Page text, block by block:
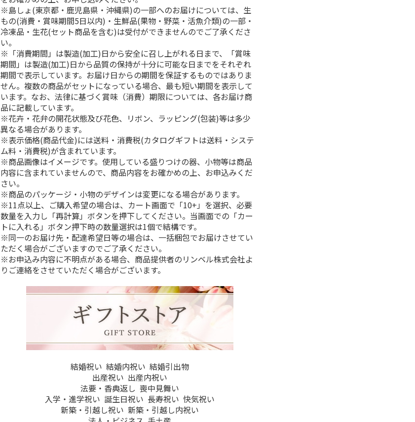
※島しょ(東京都・鹿児島県・沖縄県)の一部へのお届けについては、生
もの(消費・賞味期間5日以内)・生鮮品(果物・野菜・活魚介類)の一部・
冷凍品・生花(セット商品を含む)は受付ができませんのでご了承くださ
い。
※「消費期間」は製造(加工)日から安全に召し上がれる日まで、「賞味
期間」は製造(加工)日から品質の保持が十分に可能な日までをそれぞれ
期間で表示しています。お届け日からの期間を保証するものではありま
せん。複数の商品がセットになっている場合、最も短い期間を表示して
います。なお、法律に基づく賞味（消費）期限については、各お届け商
品に記載しています。
※花卉・花弁の開花状態及び花色、リボン、ラッピング(包装)等は多少
異なる場合があります。
※表示価格(商品代金)には送料・消費税(カタログギフトは送料・システ
ム料・消費税)が含まれています。
※商品画像はイメージです。使用している盛りつけの器、小物等は商品
内容に含まれていませんので、商品内容をお確かめの上、お申込みくだ
さい。
※商品のパッケージ・小物のデザインは変更になる場合があります。
※11点以上、ご購入希望の場合は、カート画面で「10+」を選択、必要
数量を入力し「再計算」ボタンを押下してください。当画面での「カー
トに入れる」ボタン押下時の数量選択は1個で結構です。
※同一のお届け先・配達希望日等の場合は、一括梱包でお届けさせてい
ただく場合がございますのでご了承ください。
※お申込み内容に不明点がある場合、商品提供者のリンベル株式会社よ
りご連絡をさせていただく場合がございます。
結婚祝い 結婚内祝い 結婚引出物
出産祝い 出産内祝い
法要・香典返し 喪中見舞い
入学・進学祝い 誕生日祝い 長寿祝い 快気祝い
新築・引越し祝い 新築・引越し内祝い